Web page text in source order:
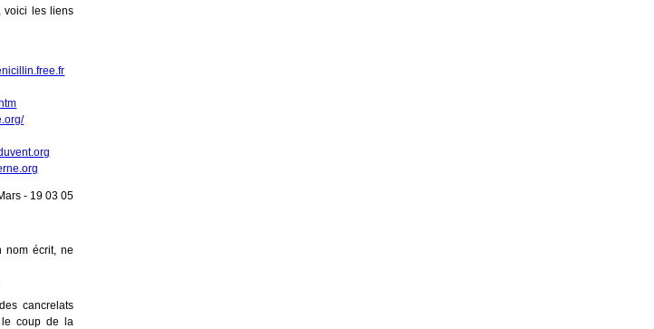
voici les liens
- 19 03 05
nom écrit, ne
cancrelats
le coup de la